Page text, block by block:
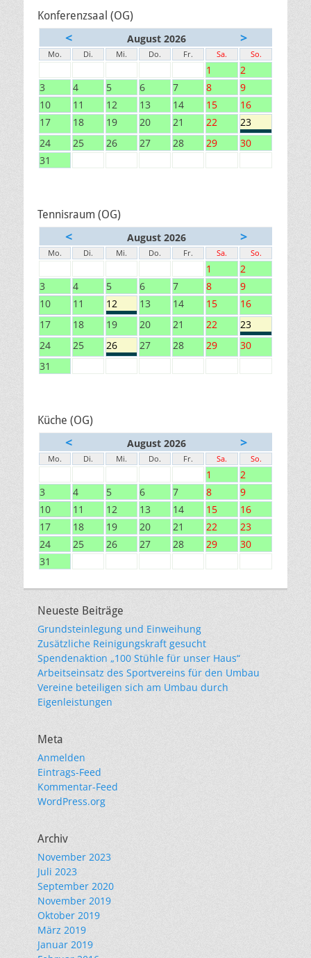
Konferenzsaal (OG)
< August 2026 >
Mo. Di. Mi. Do. Fr. Sa. So.
1
2
3
4 5 6 7 8
9
10
11 12 13 14 15
16
17
18 19 20 21 22
23
24
25 26 27 28 29
30
31
Tennisraum (OG)
< August 2026 >
Mo. Di. Mi. Do. Fr. Sa. So.
1
2
3
4 5 6 7 8
9
10
11 12 13 14 15
16
17
18 19 20 21 22
23
24
25 26 27 28 29
30
31
Küche (OG)
< August 2026 >
Mo. Di. Mi. Do. Fr. Sa. So.
1
2
3
4 5 6 7 8
9
10
11 12 13 14 15
16
17
18 19 20 21 22
23
24
25 26 27 28 29
30
31
Neueste Beiträge
Grundsteinlegung und Einweihung
Zusätzliche Reinigungskraft gesucht
Spendenaktion „100 Stühle für unser Haus“
Arbeitseinsatz des Sportvereins für den Umbau
Vereine beteiligen sich am Umbau durch
Eigenleistungen
Meta
Anmelden
Eintrags-Feed
Kommentar-Feed
WordPress.org
Archiv
November 2023
Juli 2023
September 2020
November 2019
Oktober 2019
März 2019
Januar 2019